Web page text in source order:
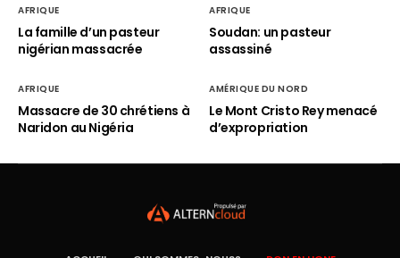
AFRIQUE
La famille d’un pasteur
nigérian massacrée
AFRIQUE
Soudan: un pasteur
assassiné
AFRIQUE
Massacre de 30 chrétiens à
Naridon au Nigéria
AMÉRIQUE DU NORD
Le Mont Cristo Rey menacé
d’expropriation